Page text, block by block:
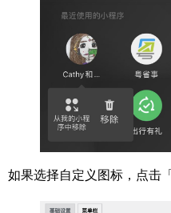
如果选择自定义图标，点击